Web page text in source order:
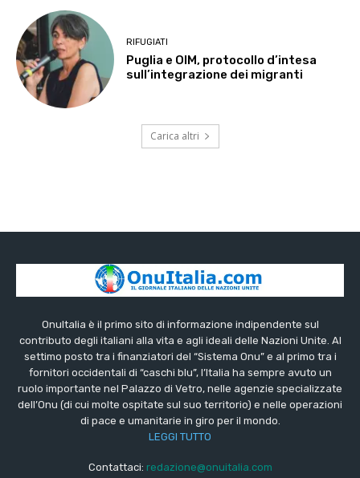
RIFUGIATI
Puglia e OIM, protocollo d’intesa
sull’integrazione dei migranti
Carica altri
OnuItalia è il primo sito di informazione indipendente sul
contributo degli italiani alla vita e agli ideali delle Nazioni Unite. Al
settimo posto tra i finanziatori del “Sistema Onu” e al primo tra i
fornitori occidentali di “caschi blu”, l’Italia ha sempre avuto un
ruolo importante nel Palazzo di Vetro, nelle agenzie specializzate
dell’Onu (di cui molte ospitate sul suo territorio) e nelle operazioni
di pace e umanitarie in giro per il mondo.
LEGGI TUTTO
Contattaci: redazione@onuitalia.com